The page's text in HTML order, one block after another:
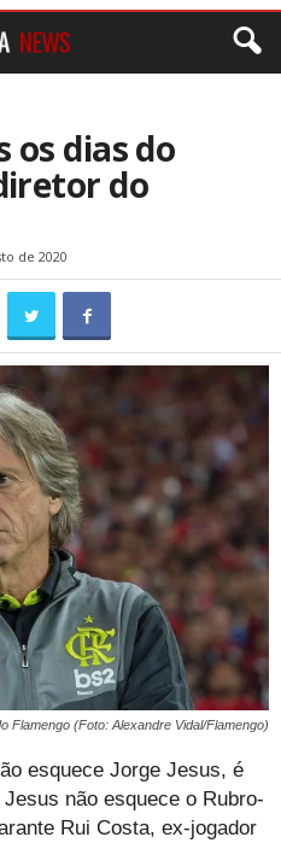
os dias do
do
de 2020
Flamengo (Foto: Alexandre Vidal/Flamengo)
esquece Jorge Jesus, é
não esquece o Rubro-
Rui Costa, ex-jogador